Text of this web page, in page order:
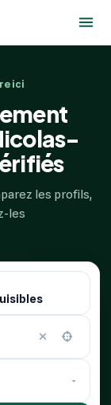
ici
les profils,
les